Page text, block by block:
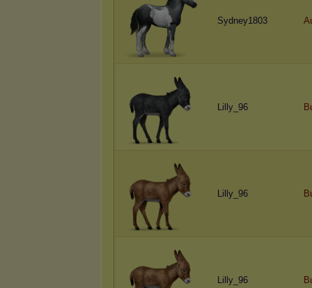
Sydney1803
Lilly_96
Lilly_96
Lilly_96